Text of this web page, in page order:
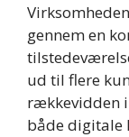
gennem en
ud til flere
rækkevidden i
både digitale